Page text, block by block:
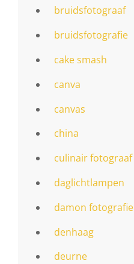
bruidsfotograaf
bruidsfotografie
cake smash
canva
canvas
china
culinair fotograaf
daglichtlampen
damon fotografie
denhaag
deurne